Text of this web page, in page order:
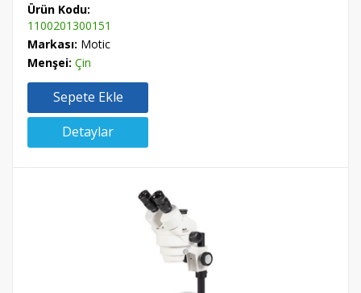
Ürün Kodu:
1100201300151
Markası: Motic
Menşei: Çin
Sepete Ekle
Detaylar